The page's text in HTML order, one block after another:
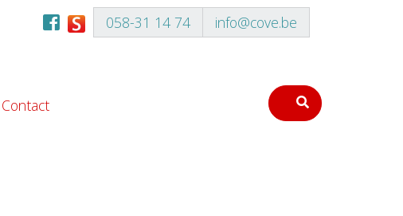
058-31 14 74 info@cove.be
Contact